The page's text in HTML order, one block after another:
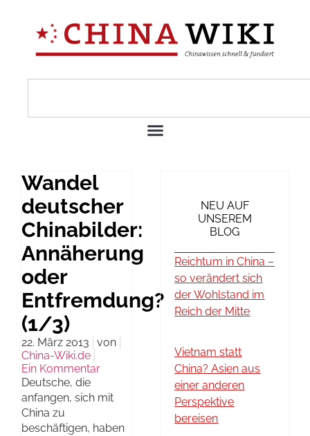
Wandel
deutscher
Chinabilder:
Annäherung
oder
Entfremdung?
(1/3)
22. März 2013
von
China-Wiki.de
Ein Kommentar
Deutsche, die
anfangen, sich mit
China zu
beschäftigen, haben
NEU AUF
UNSEREM
BLOG
Reichtum in China –
so verändert sich
der Wohlstand im
Reich der Mitte
Vietnam statt
China? Asien aus
einer anderen
Perspektive
bereisen